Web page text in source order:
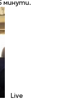
минути.
Live